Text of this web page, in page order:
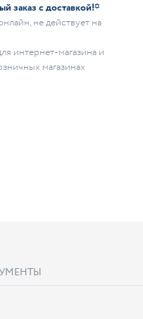
заказ с доставкой!*
не действует на
интернет-магазина и
магазинах